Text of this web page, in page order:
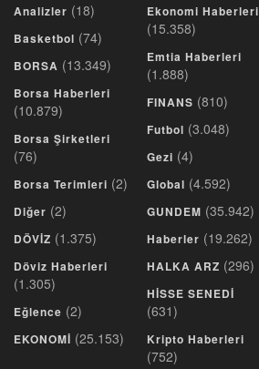
Analizler (18)
Basketbol (74)
BORSA (13.349)
Borsa Haberleri
(10.879)
Borsa Şirketleri
(76)
Borsa Terimleri (2)
Diğer (2)
DÖVİZ (1.375)
Döviz Haberleri
(1.305)
Eğlence (2)
EKONOMİ (25.153)
Ekonomi Haberleri
(15.358)
Emtia Haberleri
(1.888)
FINANS (810)
Futbol (3.048)
Gezi (4)
Global (4.592)
GUNDEM (35.942)
Haberler (19.262)
HALKA ARZ (296)
HİSSE SENEDİ
(631)
Kripto Haberleri
(752)